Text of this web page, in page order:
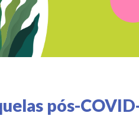
pós-